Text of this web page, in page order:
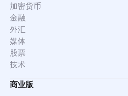
加密货币
金融
外汇
媒体
股票
技术
商业版